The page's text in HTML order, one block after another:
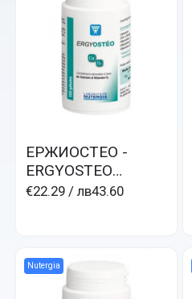
ЕРЖИОСТЕО -
ERGYOSTEO
морски Са и
€22.29 / лв43.60
Nutergia